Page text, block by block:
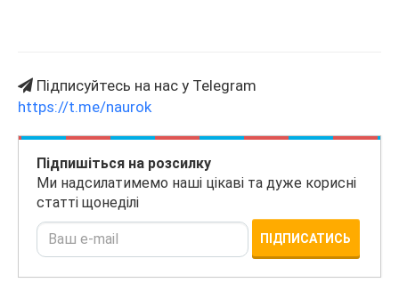
Підписуйтесь на нас у Telegram
https://t.me/naurok
Підпишіться на розсилку
Ми надсилатимемо наші цікаві та дуже корисні
статті щонеділі
ПІДПИСАТИСЬ